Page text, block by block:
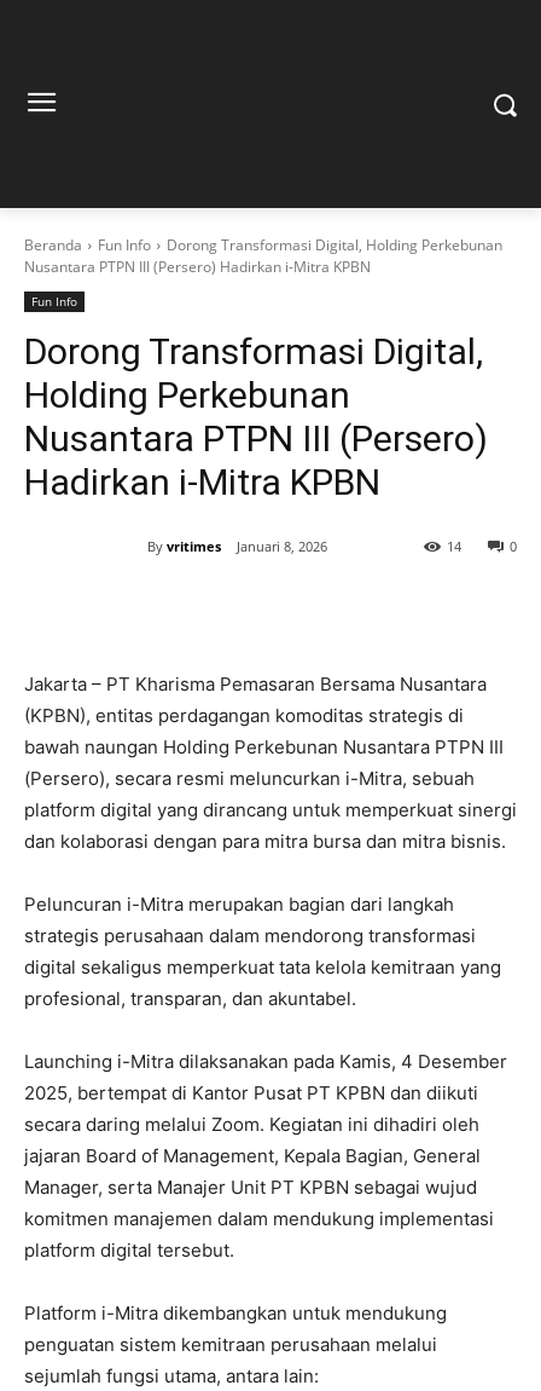
Beranda Fun Info
Dorong Transformasi Digital, Holding Perkebunan
Nusantara PTPN III (Persero) Hadirkan i-Mitra KPBN
Fun Info
Dorong Transformasi Digital,
Holding Perkebunan
Nusantara PTPN III (Persero)
Hadirkan i-Mitra KPBN
By vritimes Januari 8, 2026 0
14
Jakarta – PT Kharisma Pemasaran Bersama Nusantara
(KPBN), entitas perdagangan komoditas strategis di
bawah naungan Holding Perkebunan Nusantara PTPN III
(Persero), secara resmi meluncurkan i-Mitra, sebuah
platform digital yang dirancang untuk memperkuat sinergi
dan kolaborasi dengan para mitra bursa dan mitra bisnis.
Peluncuran i-Mitra merupakan bagian dari langkah
strategis perusahaan dalam mendorong transformasi
digital sekaligus memperkuat tata kelola kemitraan yang
profesional, transparan, dan akuntabel.
Launching i-Mitra dilaksanakan pada Kamis, 4 Desember
2025, bertempat di Kantor Pusat PT KPBN dan diikuti
secara daring melalui Zoom. Kegiatan ini dihadiri oleh
jajaran Board of Management, Kepala Bagian, General
Manager, serta Manajer Unit PT KPBN sebagai wujud
komitmen manajemen dalam mendukung implementasi
platform digital tersebut.
Platform i-Mitra dikembangkan untuk mendukung
penguatan sistem kemitraan perusahaan melalui
sejumlah fungsi utama, antara lain: